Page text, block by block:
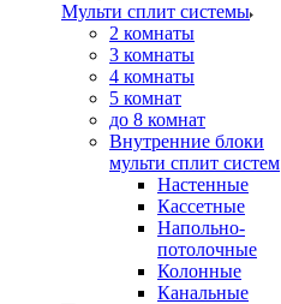
Мульти сплит системы
2 комнаты
3 комнаты
4 комнаты
5 комнат
до 8 комнат
Внутренние блоки
мульти сплит систем
Настенные
Кассетные
Напольно-
потолочные
Колонные
Канальные